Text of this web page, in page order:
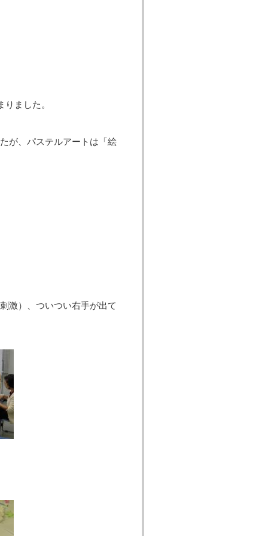
ました。
が、パステルアートは「絵
激）、ついつい右手が出て